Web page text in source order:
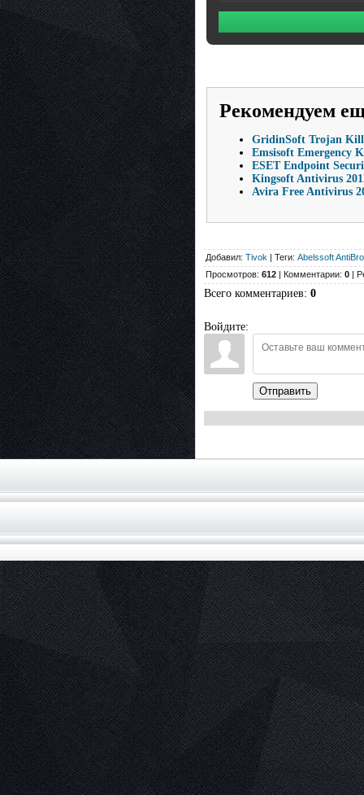
Рекомендуем
GridinSoft Trojan
Emsisoft Emergency
ESET Endpoint
Kingsoft Antivirus
Avira Free Antivirus
Добавил: Tivok | Теги: Abelssoft
Просмотров: 612 | Комментарии: 0 |
Всего комментариев: 0
Войдите:
Отправить